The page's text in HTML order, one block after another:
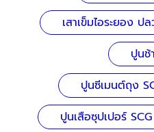
เสาเข็มไอระยอง
ปูนช้
ปูนซีเมนต์ถุง
ปูนเสือซุปเปอร์